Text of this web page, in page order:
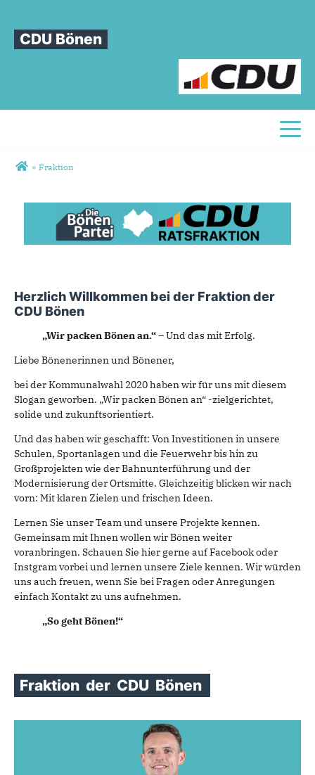
CDU Bönen
Sie sind hier
» Fraktion
Herzlich Willkommen bei der Fraktion der
CDU Bönen
„Wir packen Bönen an.“– Und das mit Erfolg.
Liebe Bönenerinnen und Bönener,
bei der Kommunalwahl 2020 haben wir für uns mit diesem
Slogan geworben. „Wir packen Bönen an“ -zielgerichtet,
solide und zukunftsorientiert.
Und das haben wir geschafft: Von Investitionen in unsere
Schulen, Sportanlagen und die Feuerwehr bis hin zu
Großprojekten wie der Bahnunterführung und der
Modernisierung der Ortsmitte. Gleichzeitig blicken wir nach
vorn: Mit klaren Zielen und frischen Ideen.
Lernen Sie unser Team und unsere Projekte kennen.
Gemeinsam mit Ihnen wollen wir Bönen weiter
voranbringen. Schauen Sie hier gerne auf Facebook oder
Instgram vorbei und lernen unsere Ziele kennen. Wir würden
uns auch freuen, wenn Sie bei Fragen oder Anregungen
einfach Kontakt zu uns aufnehmen.
„So geht Bönen!“
Fraktion der CDU Bönen